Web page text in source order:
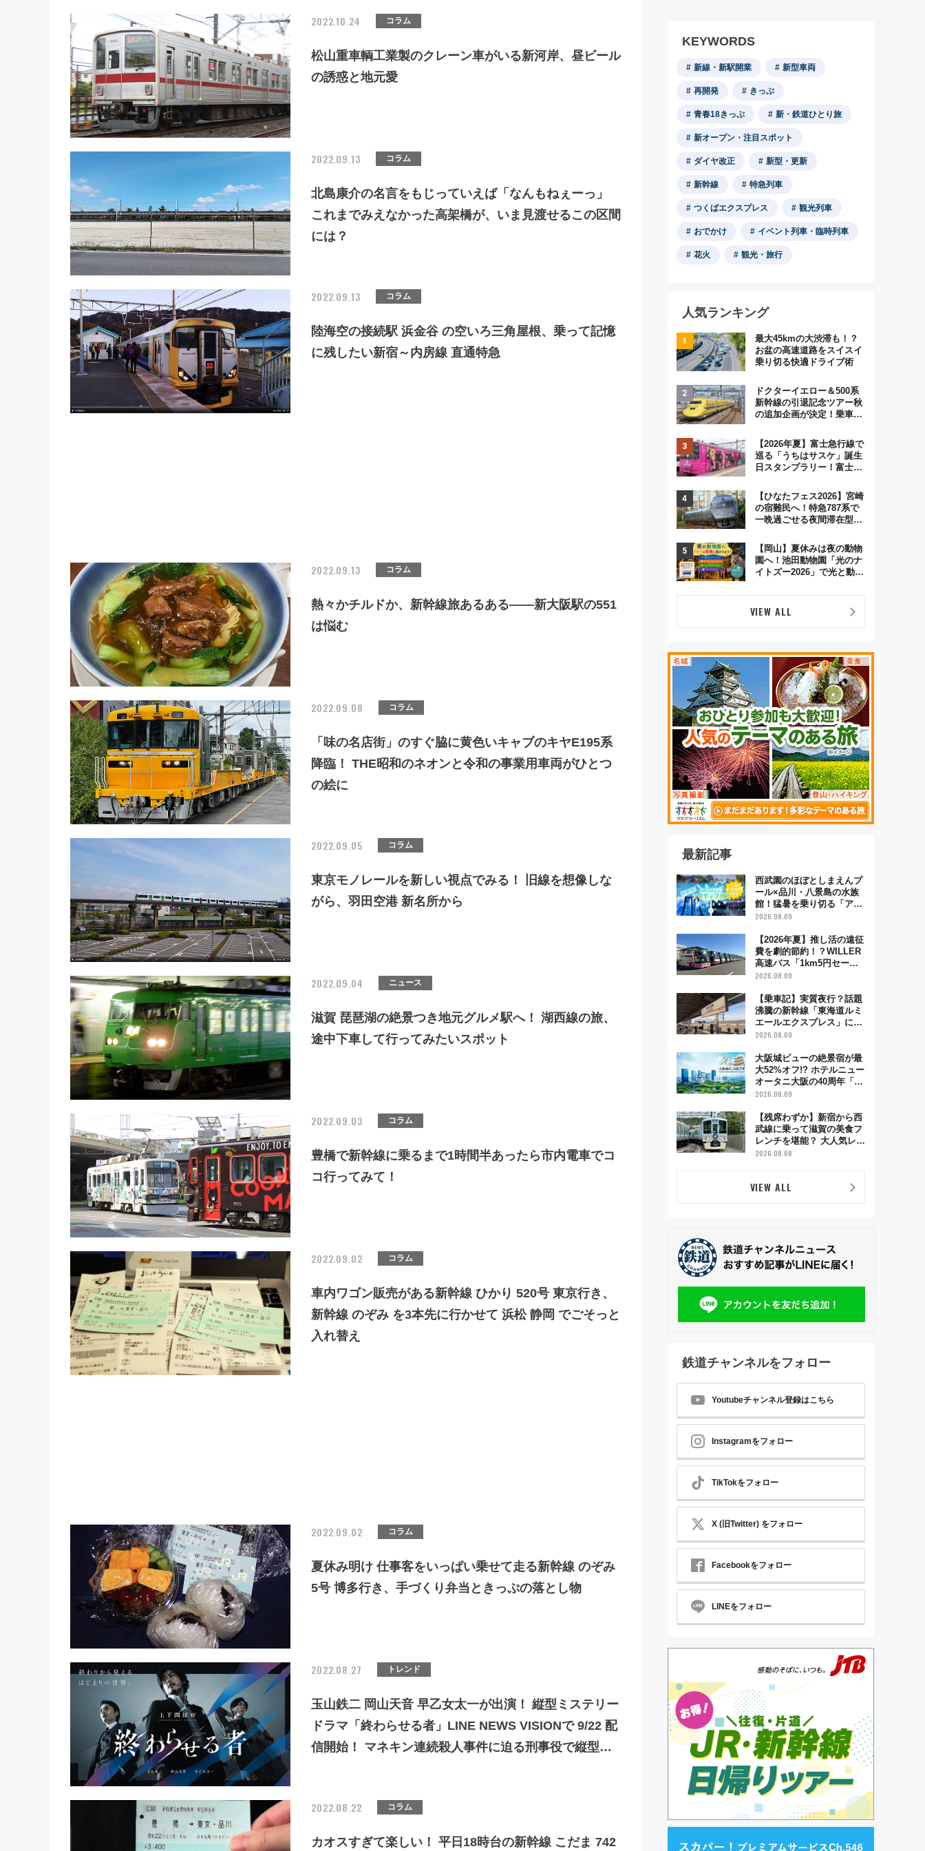
2022.10.24 コラム
松山重車輌工業製のクレーン車がいる新河岸、昼ビール
の誘惑と地元愛
2022.09.13 コラム
北島康介の名言をもじっていえば「なんもねぇーっ」
これまでみえなかった高架橋が、いま見渡せるこの区間
には？
2022.09.13 コラム
陸海空の接続駅 浜金谷 の空いろ三角屋根、乗って記憶
に残したい新宿～内房線 直通特急
2022.09.13 コラム
熱々かチルドか、新幹線旅あるある――新大阪駅の551
は悩む
2022.09.08 コラム
「味の名店街」のすぐ脇に黄色いキャブのキヤE195系
降臨！ THE昭和のネオンと令和の事業用車両がひとつ
の絵に
2022.09.05 コラム
東京モノレールを新しい視点でみる！ 旧線を想像しな
がら、羽田空港 新名所から
2022.09.04 ニュース
滋賀 琵琶湖の絶景つき地元グルメ駅へ！ 湖西線の旅、
途中下車して行ってみたいスポット
2022.09.03 コラム
豊橋で新幹線に乗るまで1時間半あったら市内電車でコ
コ行ってみて！
2022.09.02 コラム
車内ワゴン販売がある新幹線 ひかり 520号 東京行き、
新幹線 のぞみ を3本先に行かせて 浜松 静岡 でごそっと
入れ替え
2022.09.02 コラム
夏休み明け 仕事客をいっぱい乗せて走る新幹線 のぞみ
5号 博多行き、手づくり弁当ときっぷの落とし物
2022.08.27 トレンド
玉山鉄二 岡山天音 早乙女太一が出演！ 縦型ミステリー
ドラマ「終わらせる者」LINE NEWS VISIONで 9/22 配
信開始！ マネキン連続殺人事件に迫る刑事役で縦型に
2022.08.22 コラム
カオスすぎて楽しい！ 平日18時台の新幹線 こだま 742
KEYWORDS
新線・新駅開業 新型車両
再開発 きっぷ
青春18きっぷ 新・鉄道ひとり旅
新オープン・注目スポット
ダイヤ改正 新型・更新
新幹線 特急列車
つくばエクスプレス 観光列車
おでかけ イベント列車・臨時列車
花火 観光・旅行
人気ランキング
最大45kmの大渋滞も！？
お盆の高速道路をスイスイ
乗り切る快適ドライブ術
ドクターイエロー＆500系
新幹線の引退記念ツアー秋
の追加企画が決定！乗車体
とめ
【2026年夏】富士急行線で
巡る「うちはサスケ」誕生
日スタンプラリー！富士急
ッズ徹底ガイド
【ひなたフェス2026】宮崎
の宿難民へ！特急787系で
一晩過ごせる夜間滞在型イ
ま」が救世主に？
【岡山】夏休みは夜の動物
園へ！池田動物園「光のナ
イトズー2026」で光と動物
VIEW ALL
最新記事
西武園のほぼとしまえんプ
ール×品川・八景島の水族
館！猛暑を乗り切る「アク
ティブパス」で夏休みをお
2026.08.09
【2026年夏】推し活の遠征
費を劇的節約！？WILLER
高速バス「1km5円セー
ル」やワンコイン温泉の最
路線まとめ
2026.08.09
【乗車記】実質夜行？話題
沸騰の新幹線「東海道ルミ
エールエクスプレス」に乗
車してみた 東京22時発、
見どころは岐阜羽島の素晴
らし過ぎる朝
2026.08.09
大阪城ビューの絶景宿が最
大52%オフ!? ホテルニュー
オータニ大阪の40周年「夏
のタイムセール」で秋の関
月20日まで！）
2026.08.09
【残席わずか】新宿から西
武線に乗って滋賀の美食フ
レンチを堪能？ 大人気レス
トラン列車「52席の至福」
2026.08.08
VIEW ALL
鉄道チャンネルをフォロー
Youtubeチャンネル登録はこちら
Instagramをフォロー
TikTokをフォロー
X (旧Twitter) をフォロー
Facebookをフォロー
LINEをフォロー